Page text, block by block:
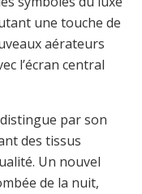
une touche de
aérateurs
l’écran central
par son
des tissus
Un nouvel
de la nuit,